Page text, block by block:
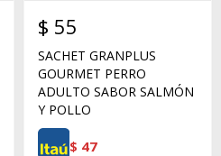
$ 55
SACHET GRANPLUS
GOURMET PERRO
ADULTO SABOR SALMÓN
Y POLLO
$ 47